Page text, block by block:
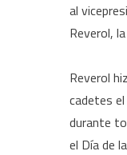
al
Reverol,
Reverol
cadetes
durante
el Día de